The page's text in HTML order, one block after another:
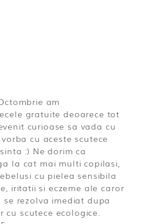
am
gratuite deoarece tot
curioase sa vada cu
cu aceste scutece
:) Ne dorim ca
la cat mai multi copilasi,
cu pielea sensibila
iritatii si eczeme ale caror
se rezolva imediat dupa
cu scutece ecologice.